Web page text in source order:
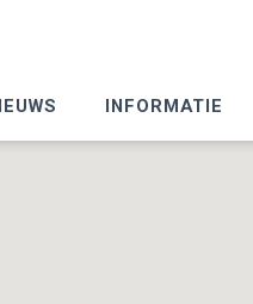
INFORMATIE